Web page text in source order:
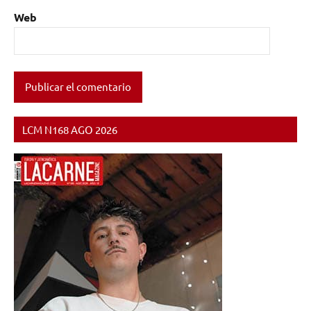
Web
LCM N168 AGO 2026